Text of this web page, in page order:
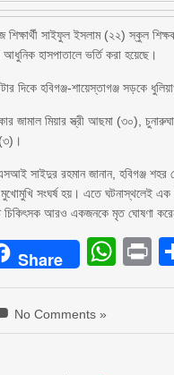
শিক্ষার্থী সাইফুল ইসলাম (২২) স্কুল
হাসপাতালে ভর্তি করা হয়েছে।
দিকে হবিগঞ্জ-শায়েস্তাগঞ্জ সড়কে
জামাল মিয়ার স্ত্রী আছমা (৩০),
সাইদুর রহমান জানান, হবিগঞ্জ
সংঘর্ষ হয়। এতে ঘটনাস্থলেই
চিকিৎসক আরও একজনকে মৃত ঘোষণা
Share
No Comments »